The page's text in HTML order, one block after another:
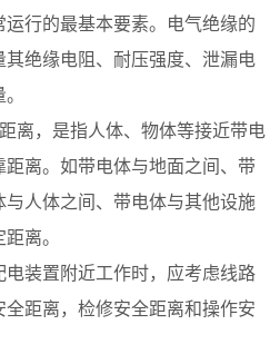
行的最基本要素。电气绝缘的
绝缘电阻、耐压强度、泄漏电
离，是指人体、物体等接近带电
离。如带电体与地面之间、带
人体之间、带电体与其他设施
离。
装置附近工作时，应考虑线路
距离，检修安全距离和操作安